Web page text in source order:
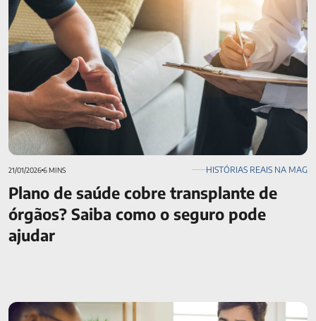
21/01/20266 MINS HISTÓRIAS REAIS NA MAG
Plano de saúde cobre transplante de
órgãos? Saiba como o seguro pode
ajudar
DIT: Proteção financeira em momentos difíceis